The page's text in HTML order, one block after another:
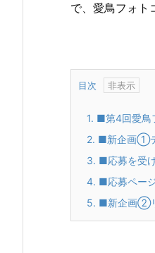
で、愛鳥フォト
目次
1. ■第4回愛鳥
2. ■新企画①
3. ■応募を受
4. ■応募ペー
5. ■新企画②